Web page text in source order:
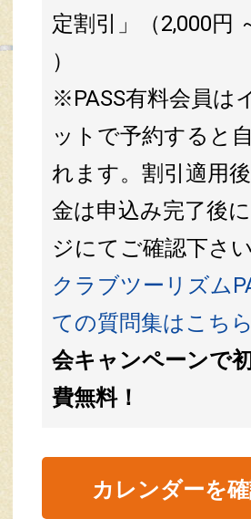
定割引」（2,000円
）
※PASS有料会員は
ットで予約すると
れます。割引適用
金は申込み完了後
ジにてご確認下さい
クラブツーリズム
ての質問集はこちら
会キャンペーンで
費無料！
カレンダーを